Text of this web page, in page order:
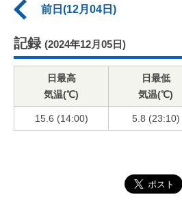
前日(12月04日)
記録 (2024年12月05日)
日最高
気温(℃)
日最低
気温(℃)
15.6 (14:00) 5.8 (23:10)